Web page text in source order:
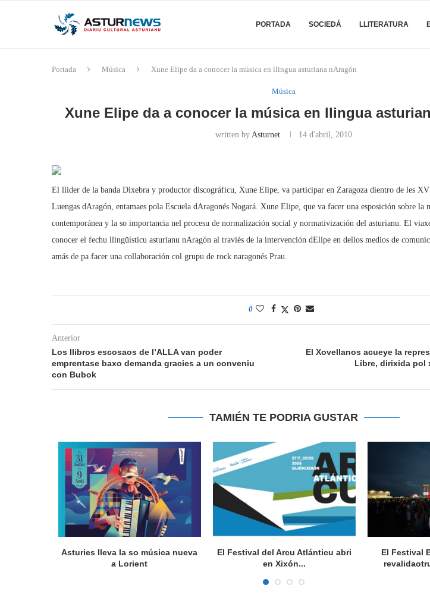
PORTADA SOCIEDÁ LLITERATURA
Portada Música Xune Elipe da a conocer la música en llingua asturiana nAragón
Música
Xune Elipe da a conocer la música en llingua
written by Asturnet 14 d'abril, 2010
El llider de la banda Dixebra y productor discográficu, Xune Elipe, va participar en Zaragoza dientro de les
Luengas dAragón, entamaes pola Escuela dAragonés Nogará. Xune Elipe, que va facer una esposición sobre la
contemporánea y la so importancia nel procesu de normalización social y normativización del asturianu. El
conocer el fechu llingüísticu asturianu nAragón al traviés de la intervención dElipe en dellos medios de
amás de pa facer una collaboración col grupu de rock naragonés Prau.
0
Anterior
Los llibros escosaos de l’ALLA van poder
emprentase baxo demanda gracies a un conveniu
con Bubok
El Xovellanos acueye la
Libre, dirixida
TAMIÉN TE PODRIA GUSTAR
Asturies lleva la so música nueva
a Lorient
El Festival del Arcu Atlánticu abri
en Xixón...
El Festival